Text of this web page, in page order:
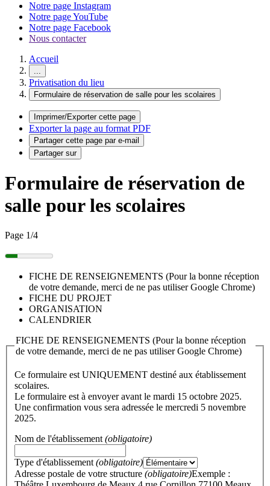
Notre page Instagram
Notre page YouTube
Notre page Facebook
Nous contacter
Accueil
...
Privatisation du lieu
Formulaire de réservation de salle pour les scolaires
Imprimer/Exporter cette page
Exporter la page au format PDF
Partager cette page par e-mail
Partager sur
Formulaire de réservation de
salle pour les scolaires
Page 1/4
FICHE DE RENSEIGNEMENTS (Pour la bonne réception
de votre demande, merci de ne pas utiliser Google Chrome)
FICHE DU PROJET
ORGANISATION
CALENDRIER
FICHE DE RENSEIGNEMENTS (Pour la bonne réception
de votre demande, merci de ne pas utiliser Google Chrome)
Ce formulaire est UNIQUEMENT destiné aux établissement
scolaires.
Le formulaire est à envoyer avant le mardi 15 octobre 2025.
Une confirmation vous sera adressée le mercredi 5 novembre
2025.
Nom de l'établissement(obligatoire)
Type d'établissement(obligatoire)
Adresse postale de votre structure (obligatoire)Exemple :